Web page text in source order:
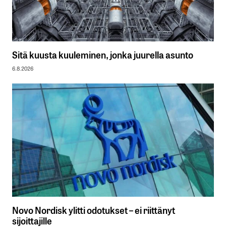
Sitä kuusta kuuleminen, jonka juurella asunto
6.8.2026
Novo Nordisk ylitti odotukset – ei riittänyt
sijoittajille